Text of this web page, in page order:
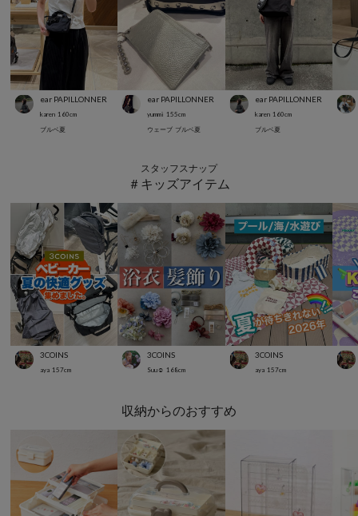
ear PAPILLONNER
karen 160cm
ブルベ夏
ear PAPILLONNER
yummi 155cm
ウェーブ ブルベ夏
ear PAPILLONNER
karen 160cm
ブルベ夏
スタッフスナップ
＃キッズアイテム
3COINS
aya 157cm
3COINS
Suu☺︎ 168cm
3COINS
aya 157cm
収納からのおすすめ